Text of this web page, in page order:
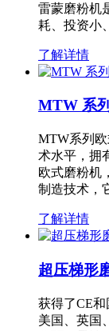
雷蒙磨粉机
耗、投资小
了解详情
MTW 系
MTW系列
术水平，拥
欧式磨粉机
制造技术，
了解详情
超压梯形
获得了CE和
美国、英国